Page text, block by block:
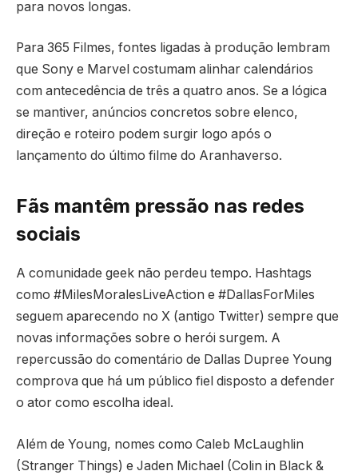
para novos longas.
Para 365 Filmes, fontes ligadas à produção lembram
que Sony e Marvel costumam alinhar calendários
com antecedência de três a quatro anos. Se a lógica
se mantiver, anúncios concretos sobre elenco,
direção e roteiro podem surgir logo após o
lançamento do último filme do Aranhaverso.
Fãs mantêm pressão nas redes
sociais
A comunidade geek não perdeu tempo. Hashtags
como #MilesMoralesLiveAction e #DallasForMiles
seguem aparecendo no X (antigo Twitter) sempre que
novas informações sobre o herói surgem. A
repercussão do comentário de Dallas Dupree Young
comprova que há um público fiel disposto a defender
o ator como escolha ideal.
Além de Young, nomes como Caleb McLaughlin
(Stranger Things) e Jaden Michael (Colin in Black &